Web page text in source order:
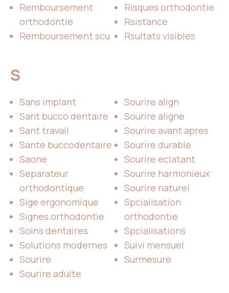
Remboursement
orthodontie
Remboursement scu
Risques orthodontie
Rsistance
Rsultats visibles
S
Sans implant
Sant bucco dentaire
Sant travail
Sante buccodentaire
Saone
Separateur
orthodontique
Sige ergonomique
Signes orthodontie
Soins dentaires
Solutions modernes
Sourire
Sourire adulte
Sourire align
Sourire aligne
Sourire avant apres
Sourire durable
Sourire eclatant
Sourire harmonieux
Sourire naturel
Spcialisation
orthodontie
Spcialisations
Suivi mensuel
Surmesure